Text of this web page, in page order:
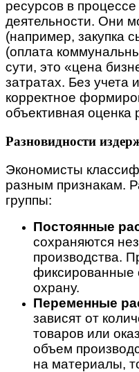
ресурсов в
деятельности. Они
(например, закупка
(оплата
сути, это «цена
затратах. Без учета
корректное
объективная оценка
Разновидности
Экономисты
разным признакам.
группы:
Постоянные
сохраняются
производства.
фиксированные
охрану.
Переменные
зависят от
товаров или
объем
на материалы,